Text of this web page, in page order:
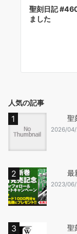
聖刻日記
ました
人気の記事
聖
2026/04/
最
2023/
聖